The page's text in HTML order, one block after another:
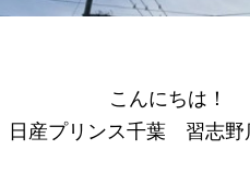
こんにちは！
日産プリンス千葉 習志野